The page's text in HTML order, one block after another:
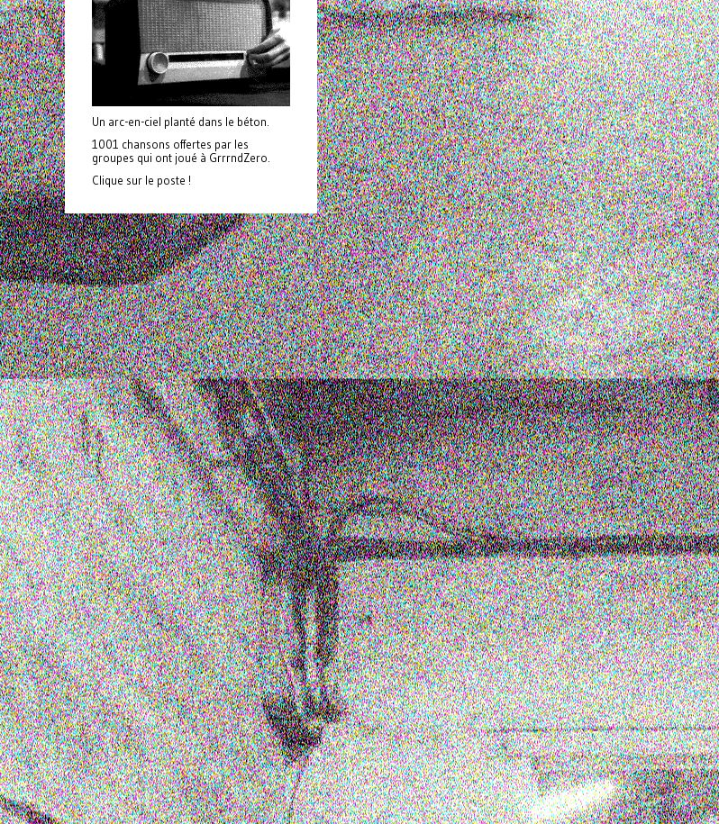
Un arc-en-ciel planté dans le béton.
1001 chansons offertes par les
groupes qui ont joué à GrrrndZero.
Clique sur le poste !